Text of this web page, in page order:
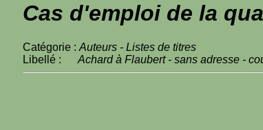
Cas d'emploi de la
Catégorie : Auteurs - Listes de titres
Libellé : Achard à Flaubert - sans adresse -